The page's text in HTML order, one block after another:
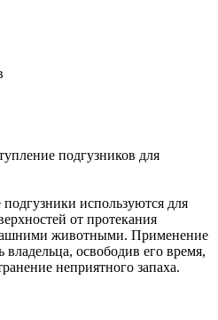
подгузников для
используются для
от протекания
животными. Применение
освободив его время,
неприятного запаха.